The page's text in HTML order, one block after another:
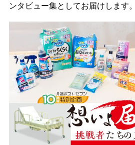
ンタビュー集としてお届けします。